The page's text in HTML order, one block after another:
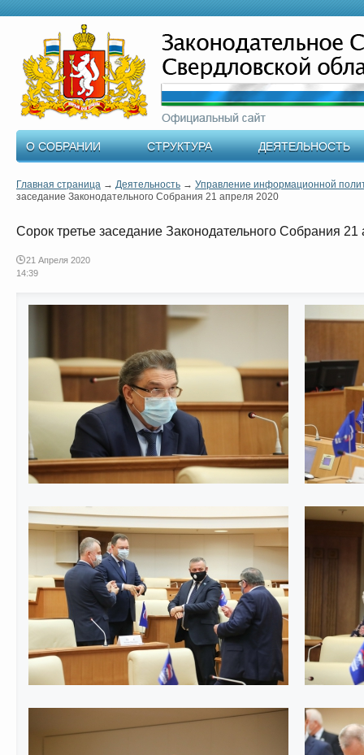
О СОБРАНИИ СТРУКТУРА ДЕЯТЕЛЬНОСТЬ
Главная страница → Деятельность → Управление информационной
заседание Законодательного Собрания 21 апреля 2020
Сорок третье заседание Законодательного Собрания 21
21 Апреля 2020
14:39